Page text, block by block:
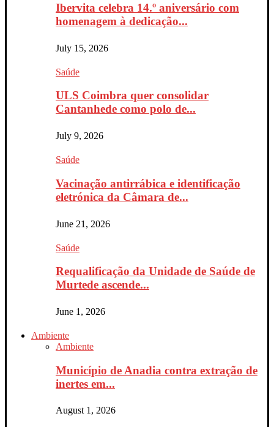
Ibervita celebra 14.º aniversário com
homenagem à dedicação...
July 15, 2026
Saúde
ULS Coimbra quer consolidar
Cantanhede como polo de...
July 9, 2026
Saúde
Vacinação antirrábica e identificação
eletrónica da Câmara de...
June 21, 2026
Saúde
Requalificação da Unidade de Saúde de
Murtede ascende...
June 1, 2026
Ambiente
Ambiente
Município de Anadia contra extração de
inertes em...
August 1, 2026